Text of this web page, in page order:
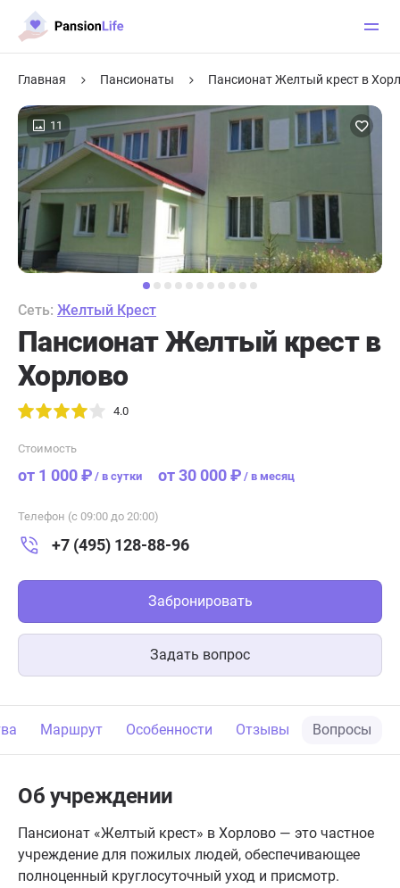
Главная Пансионаты Пансионат Желтый крест в
11
Сеть: Желтый Крест
Пансионат Желтый крест в
Хорлово
4.0
Стоимость
от 1 000 ₽ / в сутки от 30 000 ₽ / в месяц
Телефон (с 09:00 до 20:00)
+7 (495) 128-88-96
Забронировать
Задать вопрос
Маршрут Особенности Отзывы Вопросы
Об учреждении
Пансионат «Желтый крест» в Хорлово — это частное
учреждение для пожилых людей, обеспечивающее
полноценный круглосуточный уход и присмотр.